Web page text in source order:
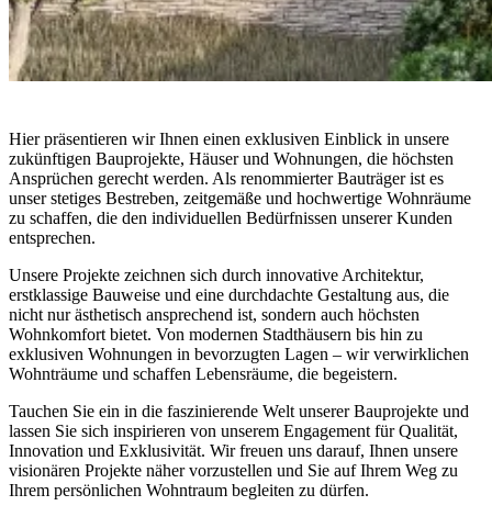
Hier präsentieren wir Ihnen einen exklusiven Einblick in unsere
zukünftigen Bauprojekte, Häuser und Wohnungen, die höchsten
Ansprüchen gerecht werden. Als renommierter Bauträger ist es
unser stetiges Bestreben, zeitgemäße und hochwertige Wohnräume
zu schaffen, die den individuellen Bedürfnissen unserer Kunden
entsprechen.
Unsere Projekte zeichnen sich durch innovative Architektur,
erstklassige Bauweise und eine durchdachte Gestaltung aus, die
nicht nur ästhetisch ansprechend ist, sondern auch höchsten
Wohnkomfort bietet. Von modernen Stadthäusern bis hin zu
exklusiven Wohnungen in bevorzugten Lagen – wir verwirklichen
Wohnträume und schaffen Lebensräume, die begeistern.
Tauchen Sie ein in die faszinierende Welt unserer Bauprojekte und
lassen Sie sich inspirieren von unserem Engagement für Qualität,
Innovation und Exklusivität. Wir freuen uns darauf, Ihnen unsere
visionären Projekte näher vorzustellen und Sie auf Ihrem Weg zu
Ihrem persönlichen Wohntraum begleiten zu dürfen.